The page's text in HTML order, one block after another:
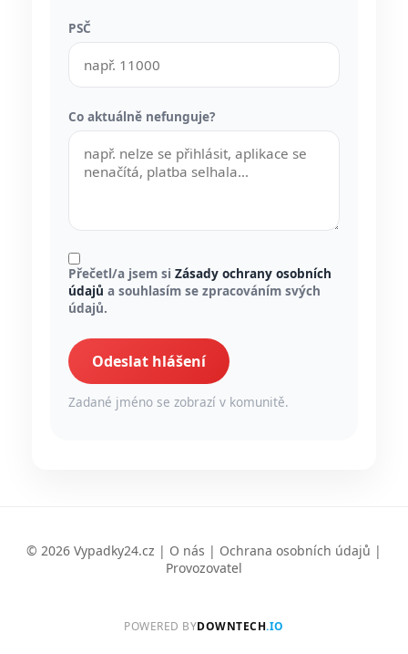
PSČ
Co aktuálně nefunguje?
Přečetl/a jsem si Zásady ochrany osobních
údajů a souhlasím se zpracováním svých
údajů.
Odeslat hlášení
Zadané jméno se zobrazí v komunitě.
© 2026 Vypadky24.cz | O nás | Ochrana osobních údajů |
Provozovatel
POWERED BYDOWNTECH.IO